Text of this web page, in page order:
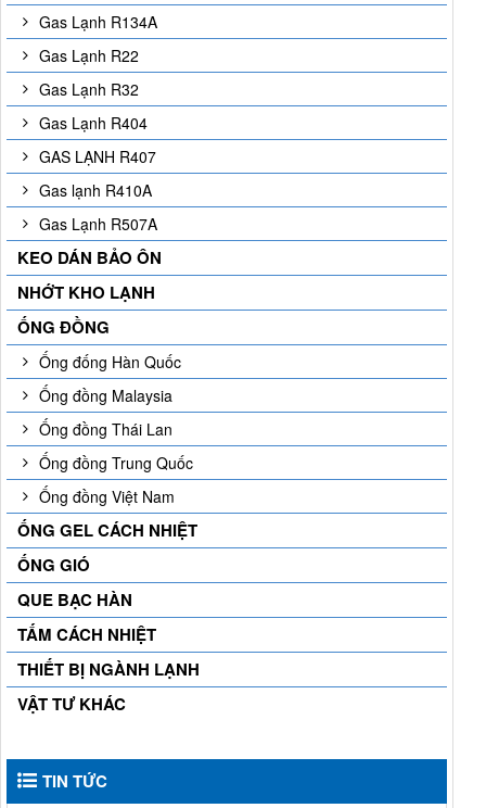
Gas Lạnh R134A
Gas Lạnh R22
Gas Lạnh R32
Gas Lạnh R404
GAS LẠNH R407
Gas lạnh R410A
Gas Lạnh R507A
KEO DÁN BẢO ÔN
NHỚT KHO LẠNH
ỐNG ĐỒNG
Ống đống Hàn Quốc
Ống đồng Malaysia
Ống đồng Thái Lan
Ống đồng Trung Quốc
Ống đồng Việt Nam
ỐNG GEL CÁCH NHIỆT
ỐNG GIÓ
QUE BẠC HÀN
TẤM CÁCH NHIỆT
THIẾT BỊ NGÀNH LẠNH
VẬT TƯ KHÁC
TIN TỨC